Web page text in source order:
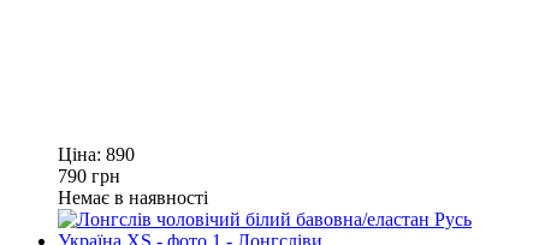
Ціна: 890
790 грн
Немає в наявності